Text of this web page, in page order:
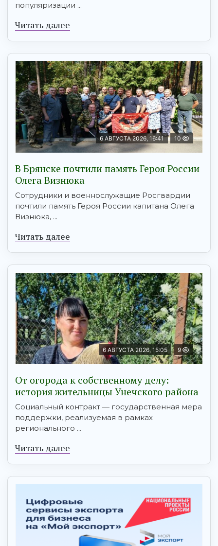
популяризации ...
Читать далее
6 АВГУСТА 2026, 16:41 10
В Брянске почтили память Героя России
Олега Визнюка
Сотрудники и военнослужащие Росгвардии
почтили память Героя России капитана Олега
Визнюка, ...
Читать далее
6 АВГУСТА 2026, 15:05 9
От огорода к собственному делу:
история жительницы Унечского района
Социальный контракт — государственная мера
поддержки, реализуемая в рамках
регионального ...
Читать далее